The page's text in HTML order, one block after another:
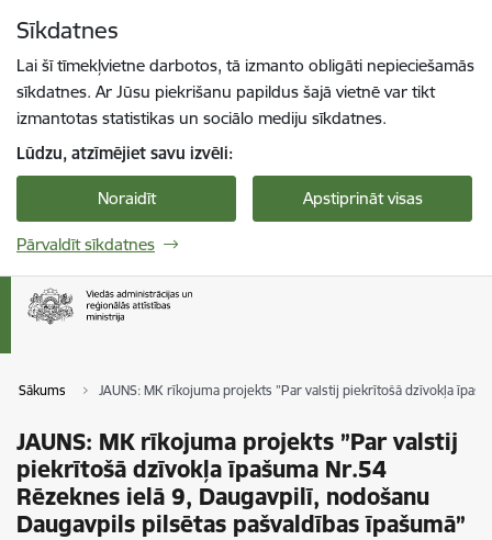
Sīkdatnes
Lai šī tīmekļvietne darbotos, tā izmanto obligāti nepieciešamās
sīkdatnes. Ar Jūsu piekrišanu papildus šajā vietnē var tikt
izmantotas statistikas un sociālo mediju sīkdatnes.
Lūdzu, atzīmējiet savu izvēli:
Noraidīt Apstiprināt visas
Pārvaldīt sīkdatnes
Sākums JAUNS: MK rīkojuma projekts ”Par valstij piekrītošā dzīvokļa
JAUNS: MK rīkojuma projekts ”Par valstij
piekrītošā dzīvokļa īpašuma Nr.54
Rēzeknes ielā 9, Daugavpilī, nodošanu
Daugavpils pilsētas pašvaldības īpašumā”